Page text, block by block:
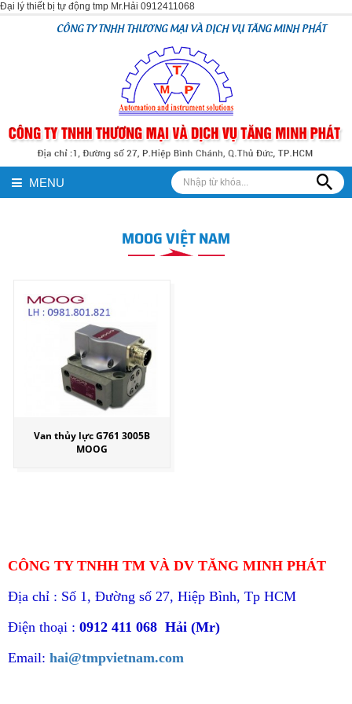
Đại lý thiết bị tự động tmp Mr.Hải 0912411068
CÔNG TY TNHH THƯƠNG MẠI VÀ DỊCH VỤ TĂNG MINH PHÁT
MENU
MOOG VIỆT NAM
Van thủy lực G761 3005B
MOOG
CÔNG TY TNHH TM VÀ DV TĂNG MINH PHÁT
Địa chỉ : Số 1, Đường số 27, Hiệp Bình, Tp HCM
Điện thoại : 0912 411 068 Hải (Mr)
Email: hai@tmpvietnam.com